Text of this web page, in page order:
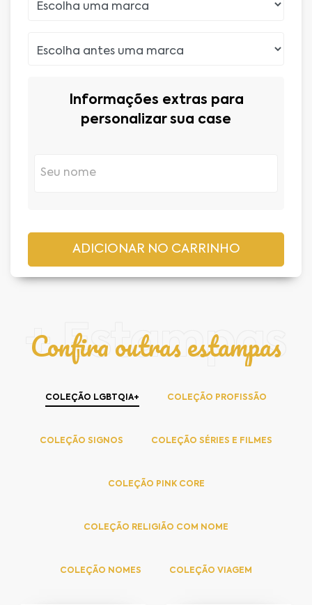
Informações extras para
personalizar sua case
Confira outras estampas
+ Estampas
COLEÇÃO LGBTQIA+ COLEÇÃO PROFISSÃO
COLEÇÃO SIGNOS COLEÇÃO SÉRIES E FILMES
COLEÇÃO PINK CORE
COLEÇÃO RELIGIÃO COM NOME
COLEÇÃO NOMES COLEÇÃO VIAGEM